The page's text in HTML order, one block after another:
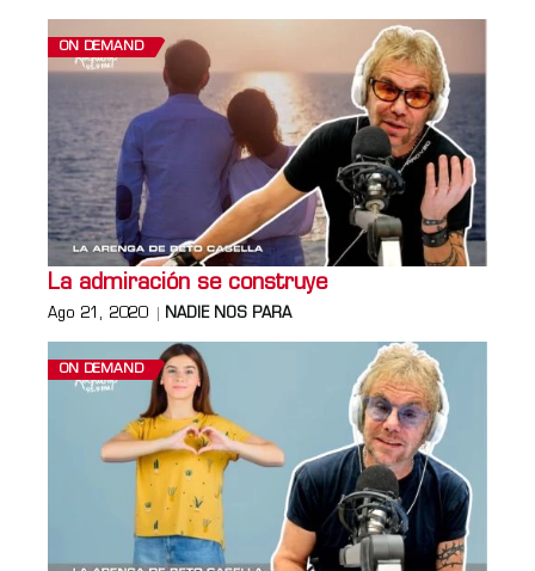
ON DEMAND
La admiración se construye
Ago 21, 2020 NADIE NOS PARA
ON DEMAND